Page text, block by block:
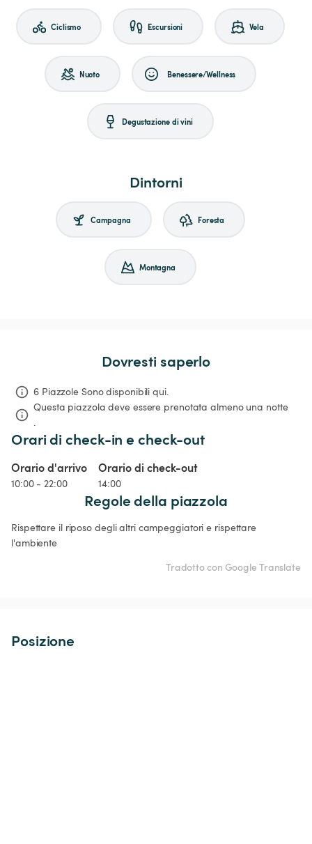
Ciclismo Escursioni Vela
Nuoto Benessere/Wellness
Degustazione di vini
Dintorni
Campagna Foresta
Montagna
Dovresti saperlo
6 Piazzole Sono disponibili qui.
Questa piazzola deve essere prenotata almeno una notte
.
Orari di check-in e check-out
Orario d'arrivo
10:00 - 22:00
Orario di check-out
14:00
Regole della piazzola
Rispettare il riposo degli altri campeggiatori e rispettare
l'ambiente
Tradotto con Google Translate
Posizione